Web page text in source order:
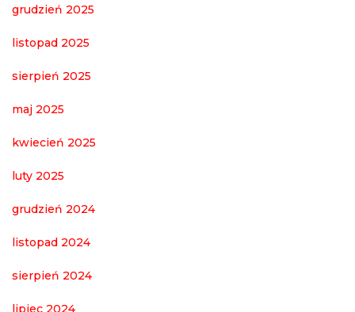
grudzień 2025
listopad 2025
sierpień 2025
maj 2025
kwiecień 2025
luty 2025
grudzień 2024
listopad 2024
sierpień 2024
lipiec 2024